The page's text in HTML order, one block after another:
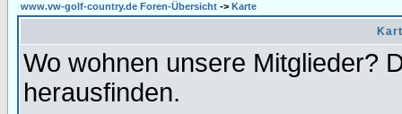
www.vw-golf-country.de Foren-Übersicht -> Karte
Wo wohnen unsere Mitglieder?
herausfinden.